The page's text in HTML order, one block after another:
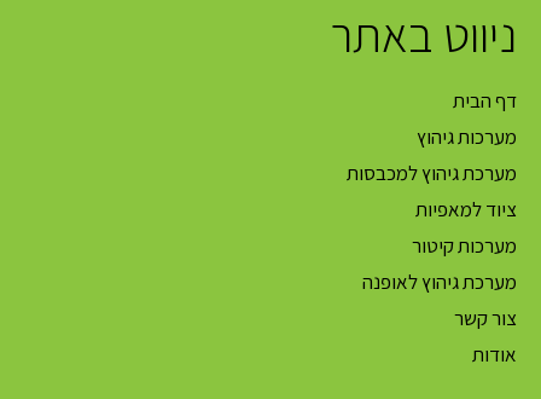
ניווט באתר
דף הבית
מערכות גיהוץ
מערכת גיהוץ למכבסות
ציוד למאפיות
מערכות קיטור
מערכת גיהוץ לאופנה
צור קשר
אודות